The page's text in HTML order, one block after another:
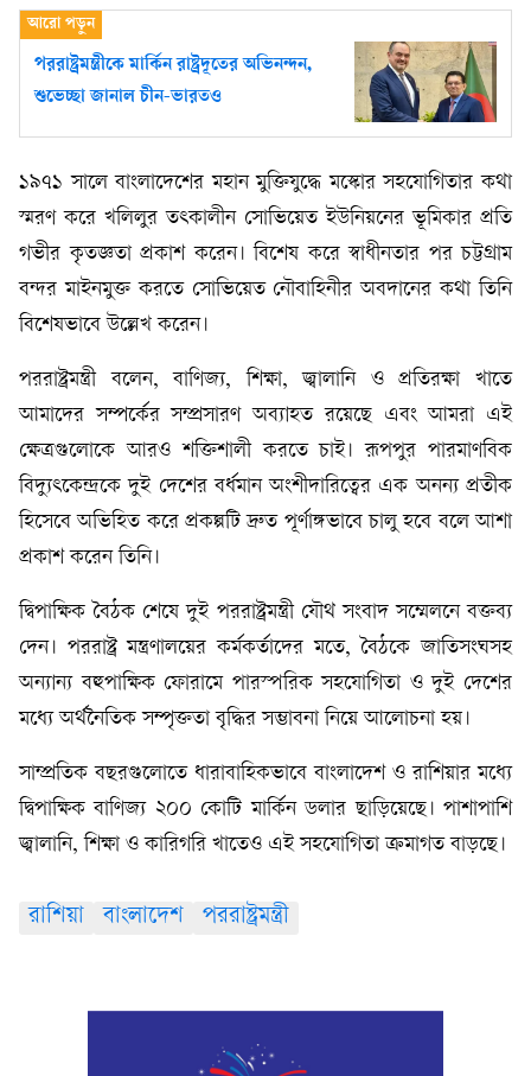
পররাষ্ট্রমন্ত্রীকে মার্কিন রাষ্ট্রদূতের অভিনন্দন,
শুভেচ্ছা জানাল চীন-ভারতও
১৯৭১ সালে বাংলাদেশের মহান মুক্তিযুদ্ধে মস্কোর সহযোগিতার কথা
স্মরণ করে খলিলুর তৎকালীন সোভিয়েত ইউনিয়নের ভূমিকার প্রতি
গভীর কৃতজ্ঞতা প্রকাশ করেন। বিশেষ করে স্বাধীনতার পর চট্টগ্রাম
বন্দর মাইনমুক্ত করতে সোভিয়েত নৌবাহিনীর অবদানের কথা তিনি
বিশেষভাবে উল্লেখ করেন।
পররাষ্ট্রমন্ত্রী বলেন, বাণিজ্য, শিক্ষা, জ্বালানি ও প্রতিরক্ষা খাতে
আমাদের সম্পর্কের সম্প্রসারণ অব্যাহত রয়েছে এবং আমরা এই
ক্ষেত্রগুলোকে আরও শক্তিশালী করতে চাই। রূপপুর পারমাণবিক
বিদ্যুৎকেন্দ্রকে দুই দেশের বর্ধমান অংশীদারিত্বের এক অনন্য প্রতীক
হিসেবে অভিহিত করে প্রকল্পটি দ্রুত পূর্ণাঙ্গভাবে চালু হবে বলে আশা
প্রকাশ করেন তিনি।
দ্বিপাক্ষিক বৈঠক শেষে দুই পররাষ্ট্রমন্ত্রী যৌথ সংবাদ সম্মেলনে বক্তব্য
দেন। পররাষ্ট্র মন্ত্রণালয়ের কর্মকর্তাদের মতে, বৈঠকে জাতিসংঘসহ
অন্যান্য বহুপাক্ষিক ফোরামে পারস্পরিক সহযোগিতা ও দুই দেশের
মধ্যে অর্থনৈতিক সম্পৃক্ততা বৃদ্ধির সম্ভাবনা নিয়ে আলোচনা হয়।
সাম্প্রতিক বছরগুলোতে ধারাবাহিকভাবে বাংলাদেশ ও রাশিয়ার মধ্যে
দ্বিপাক্ষিক বাণিজ্য ২০০ কোটি মার্কিন ডলার ছাড়িয়েছে। পাশাপাশি
জ্বালানি, শিক্ষা ও কারিগরি খাতেও এই সহযোগিতা ক্রমাগত বাড়ছে।
রাশিয়া বাংলাদেশ পররাষ্ট্রমন্ত্রী